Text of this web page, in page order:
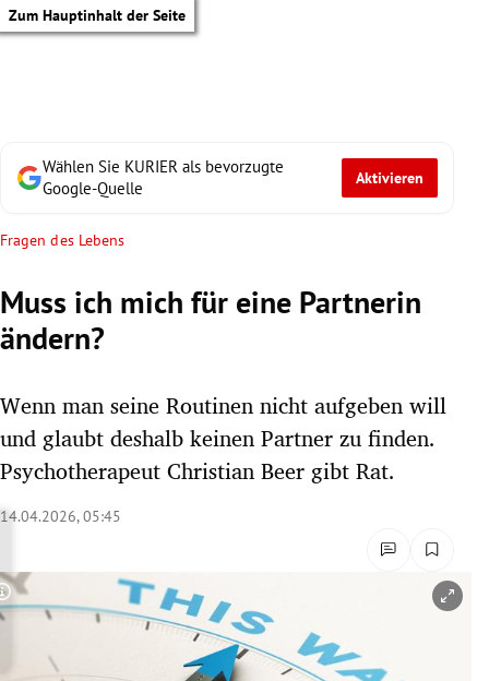
Zum Hauptinhalt der Seite
Untermenü
Untermenü
Untermenü
Untermenü
Wählen Sie KURIER als bevorzugte
Google-Quelle
Aktivieren
Fragen des Lebens
Muss ich mich für eine Partnerin
ändern?
Wenn man seine Routinen nicht aufgeben will
und glaubt deshalb keinen Partner zu finden.
Psychotherapeut Christian Beer gibt Rat.
14.04.2026, 05:45
Copyright-Hinweis öffnen/schließen